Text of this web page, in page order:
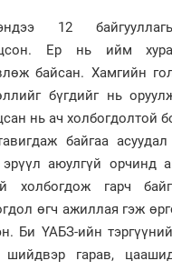
12
Ер нь ийм
байсан. Хамгийн
бүгдийг нь
нь ач холбогдолтой
байгаа
эрүүл аюулгүй орчинд
холбогдож гарч
өгч ажиллая гэж
Би ҮАБЗ-ийн
шийдвэр гарав,